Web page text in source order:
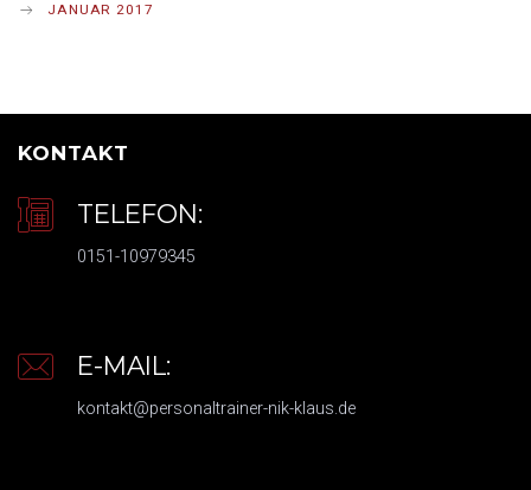
JANUAR 2017
KONTAKT
TELEFON:
0151-10979345
E-MAIL:
kontakt@personaltrainer-nik-klaus.de